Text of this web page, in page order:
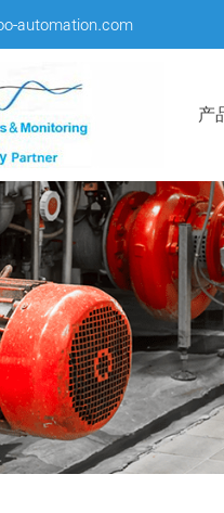
automation.com
产